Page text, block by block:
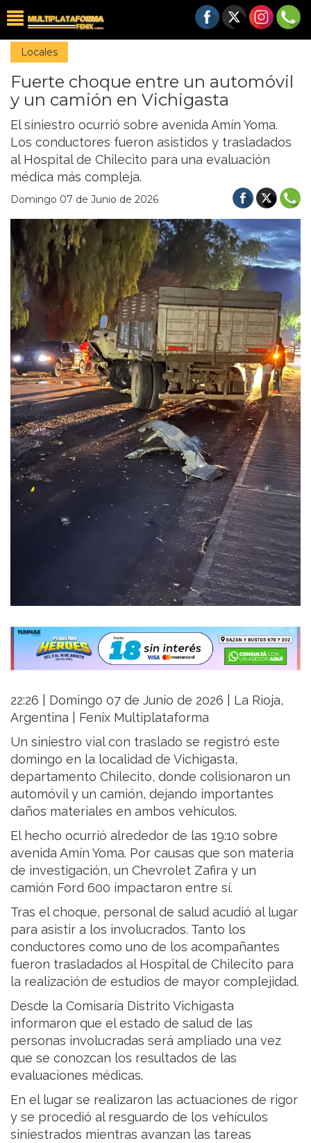
Locales
Fuerte choque entre un automóvil
y un camión en Vichigasta
El siniestro ocurrió sobre avenida Amín Yoma.
Los conductores fueron asistidos y trasladados
al Hospital de Chilecito para una evaluación
médica más compleja.
Domingo 07 de Junio de 2026
22:26 | Domingo 07 de Junio de 2026 | La Rioja,
Argentina | Fenix Multiplataforma
Un siniestro vial con traslado se registró este
domingo en la localidad de Vichigasta,
departamento Chilecito, donde colisionaron un
automóvil y un camión, dejando importantes
daños materiales en ambos vehículos.
El hecho ocurrió alrededor de las 19:10 sobre
avenida Amín Yoma. Por causas que son materia
de investigación, un Chevrolet Zafira y un
camión Ford 600 impactaron entre sí.
Tras el choque, personal de salud acudió al lugar
para asistir a los involucrados. Tanto los
conductores como uno de los acompañantes
fueron trasladados al Hospital de Chilecito para
la realización de estudios de mayor complejidad.
Desde la Comisaría Distrito Vichigasta
informaron que el estado de salud de las
personas involucradas será ampliado una vez
que se conozcan los resultados de las
evaluaciones médicas.
En el lugar se realizaron las actuaciones de rigor
y se procedió al resguardo de los vehículos
siniestrados mientras avanzan las tareas